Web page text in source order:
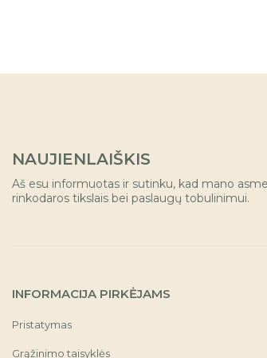
NAUJIENLAIŠKIS
Aš esu informuotas ir sutinku, kad mano
rinkodaros tikslais bei paslaugų tobulinimui.
INFORMACIJA PIRKĖJAMS
Pristatymas
Grąžinimo taisyklės